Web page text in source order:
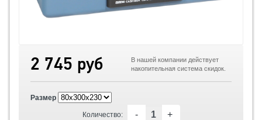
2 745 руб
В нашей компании действует
накопительная система скидок.
Размер
Количество: - +